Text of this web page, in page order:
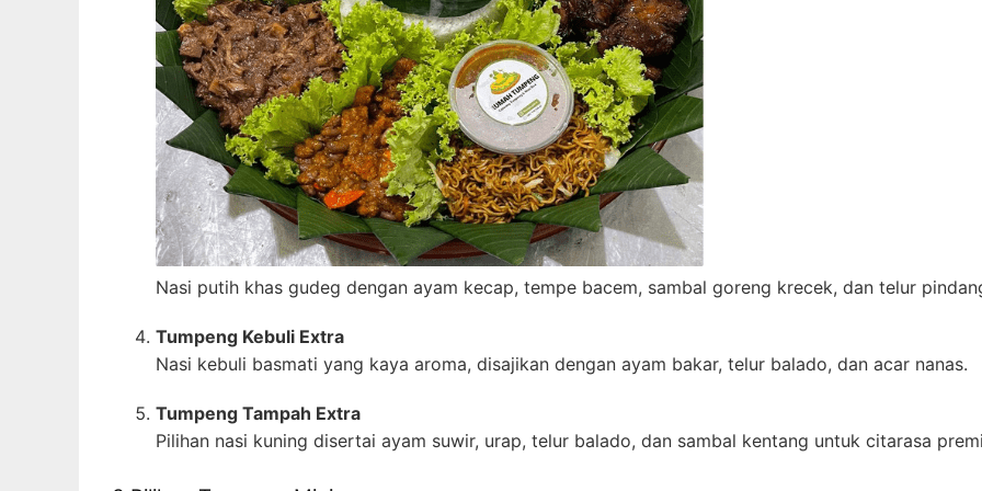
Nasi putih khas gudeg dengan ayam kecap, tempe bacem, sambal goreng krecek, dan telur
Tumpeng Kebuli Extra
Nasi kebuli basmati yang kaya aroma, disajikan dengan ayam bakar, telur balado, dan acar nanas.
Tumpeng Tampah Extra
Pilihan nasi kuning disertai ayam suwir, urap, telur balado, dan sambal kentang untuk citarasa